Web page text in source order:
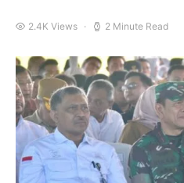
2.4K Views 2 Minute Read